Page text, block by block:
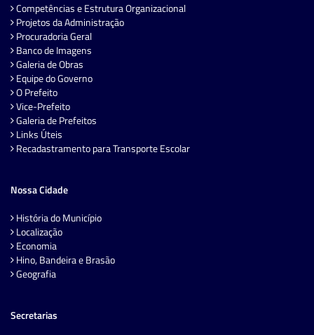
Competências e Estrutura Organizacional
Projetos da Administração
Procuradoria Geral
Banco de Imagens
Galeria de Obras
Equipe do Governo
O Prefeito
Vice-Prefeito
Galeria de Prefeitos
Links Úteis
Recadastramento para Transporte Escolar
Nossa Cidade
História do Município
Localização
Economia
Hino, Bandeira e Brasão
Geografia
Secretarias